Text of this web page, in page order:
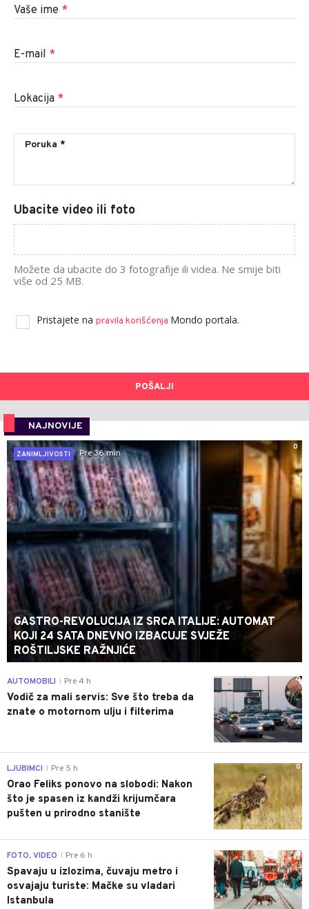
Vaše ime *
E-mail *
Lokacija *
Ubacite video ili foto
Možete da ubacite do 3 fotografije ili videa. Ne smije biti
više od 25 MB.
Pristajete na pravila korišćenja Mondo portala.
POŠALJI
NAJNOVIJE
0
ZANIMLJIVOSTI
Pre 36 min
GASTRO-REVOLUCIJA IZ SRCA ITALIJE: AUTOMAT
KOJI 24 SATA DNEVNO IZBACUJE SVJEŽE
ROŠTILJSKE RAŽNJIĆE
0
AUTOMOBILI Pre 4 h
Vodič za mali servis: Sve što treba da
znate o motornom ulju i filterima
0
LJUBIMCI Pre 5 h
Orao Feliks ponovo na slobodi: Nakon
što je spasen iz kandži krijumčara
pušten u prirodno stanište
0
FOTO, VIDEO Pre 6 h
Spavaju u izlozima, čuvaju metro i
osvajaju turiste: Mačke su vladari
Istanbula